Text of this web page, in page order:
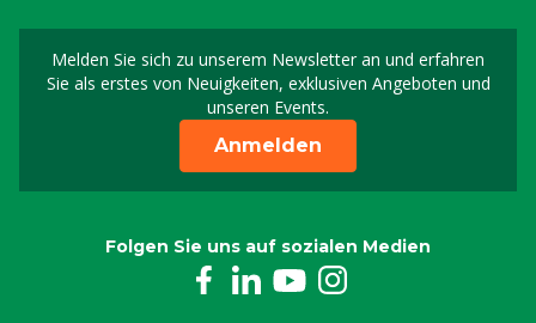
Melden Sie sich zu unserem Newsletter an und erfahren
Sie als erstes von Neuigkeiten, exklusiven Angeboten und
unseren Events.
Melden Sie sich für
Anmelden
Folgen Sie uns auf sozialen Medien